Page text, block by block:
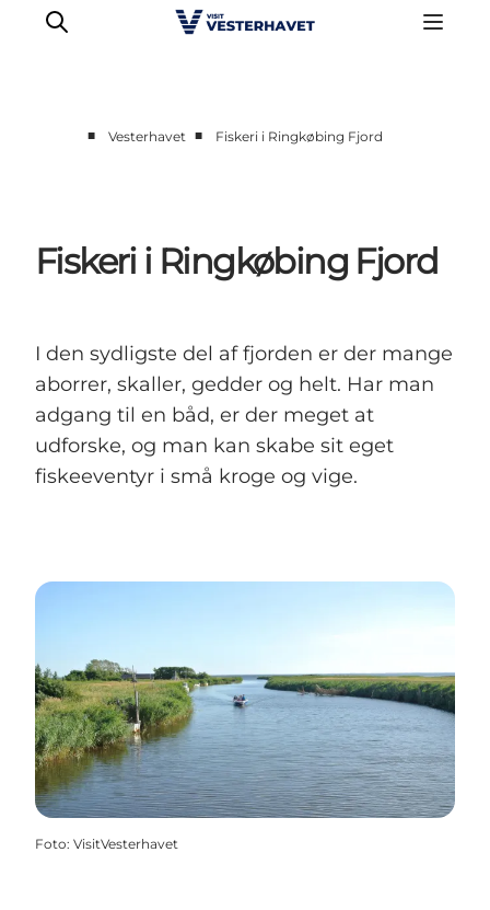
Vores Byer
Mad & Overnatning
Planlæg din ferie
■ Vesterhavet ■ Fiskeri i Ringkøbing Fjord
Fiskeri i Ringkøbing Fjord
I den sydligste del af fjorden er der mange
aborrer, skaller, gedder og helt. Har man
adgang til en båd, er der meget at
udforske, og man kan skabe sit eget
fiskeeventyr i små kroge og vige.
Foto: VisitVesterhavet